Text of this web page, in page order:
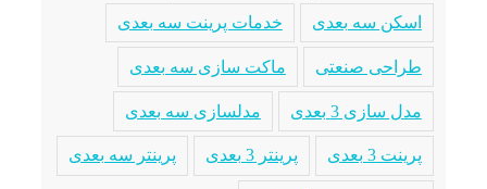
اسکن سه بعدی خدمات پرینت سه بعدی
طراحی صنعتی ماکت سازی سه بعدی
مدل سازی 3 بعدی مدلسازی سه بعدی
پرینت 3 بعدی پرینتر 3 بعدی پرینتر سه بعدی